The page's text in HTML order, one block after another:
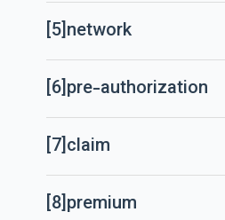
[5]network
[6]pre-authorization
[7]claim
[8]premium